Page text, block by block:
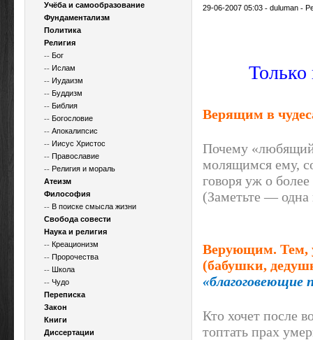
Учёба и самообразование
Фундаментализм
Политика
Религия
-- Бог
-- Ислам
-- Иудаизм
-- Буддизм
-- Библия
-- Богословие
--Апокалипсис
-- Иисус Христос
--Православие
-- Религия и мораль
Атеизм
Философия
-- В поиске смысла жизни
Свобода совести
Наука и религия
-- Креационизм
--Пророчества
-- Школа
--Чудо
Переписка
Закон
Книги
Диссертации
29-06-2007 05:03 -duluman -
Только
Верящим в
Почему
молящимся ему,
говоря уж о
(Заметьте —
Верующим. Тем,
(бабушки,
Кто хочет после
топтать прах